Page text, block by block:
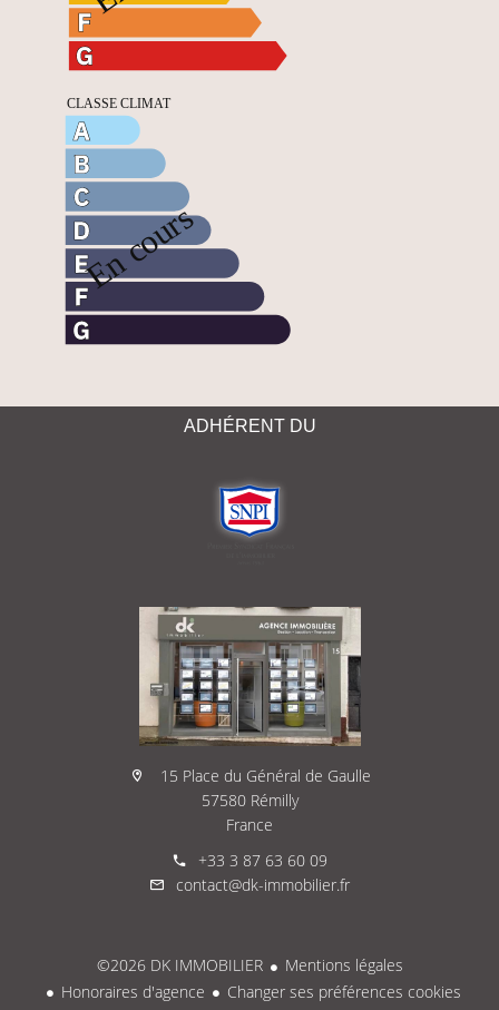
ADHÉRENT DU
15 Place du Général de Gaulle
57580 Rémilly
France
+33 3 87 63 60 09
contact@dk-immobilier.fr
©2026 DK IMMOBILIER
Mentions légales
Honoraires d'agence
Changer ses préférences cookies